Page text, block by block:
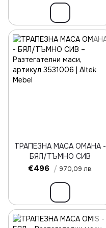
ТРАПЕЗНА МАСА OMAHA -
БЯЛ/ТЪМНО СИВ
€496 / 970,09 лв.